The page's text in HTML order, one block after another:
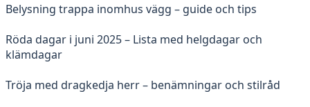
Belysning trappa inomhus vägg – guide och tips
Röda dagar i juni 2025 – Lista med helgdagar och
klämdagar
Tröja med dragkedja herr – benämningar och stilråd